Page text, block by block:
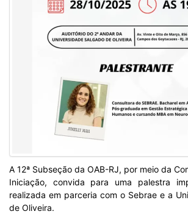
A 12ª Subseção da OAB-RJ, por meio da
Iniciação, convida para uma palestra
realizada em parceria com o Sebrae e a
de Oliveira.